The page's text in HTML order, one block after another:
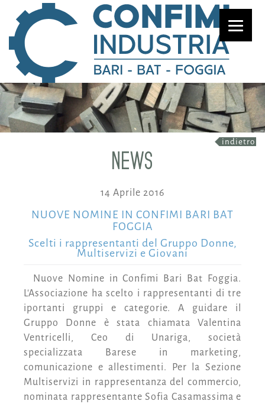
indietro
NEWS
14 Aprile 2016
NUOVE NOMINE IN CONFIMI BARI BAT
FOGGIA
Scelti i rappresentanti del Gruppo Donne,
Multiservizi e Giovani
Nuove Nomine in Confimi Bari Bat Foggia.
L'Associazione ha scelto i rappresentanti di tre
iportanti gruppi e categorie. A guidare il
Gruppo Donne è stata chiamata Valentina
Ventricelli, Ceo di Unariga, società
specializzata Barese in marketing,
comunicazione e allestimenti. Per la Sezione
Multiservizi in rappresentanza del commercio,
nominata rappresentante Sofia Casamassima e